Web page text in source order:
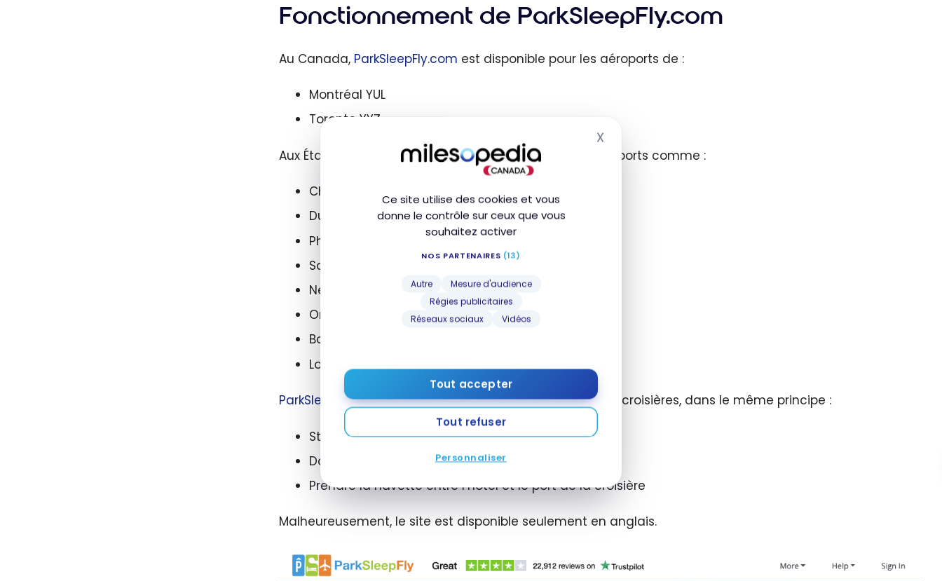
Ce site utilise des cookies et vous
donne le contrôle sur ceux que vous
souhaitez activer
NOS PARTENAIRES (13)
Autre
Mesure d'audience
Régies publicitaires
Réseaux sociaux
Vidéos
Tout accepter
Tout refuser
Personnaliser
XMasquer le bandeau des cookies
Fonctionnement de ParkSleepFly.com
Au Canada, ParkSleepFly.com est disponible pour les aéroports de :
Montréal YUL
Toronto YYZ
Aux États-Unis, le site touche aussi tous les grands aéroports comme :
Chicago O’hare ORD
Dulles IAD
Phoenix PHX
San Francisco SFO
New York JFK et Newark EWR
Orlando MCO
Boston BOS
Los Angeles LAX et plusieurs autres
ParkSleepFly.comdonne offre aussi des forfaits pour les croisières, dans le même principe :
Stationner à l’hôtel
Dormir à l’hôtel
Prendre la navette entre l’hôtel et le port de la croisière
Malheureusement, le site est disponible seulement en anglais.